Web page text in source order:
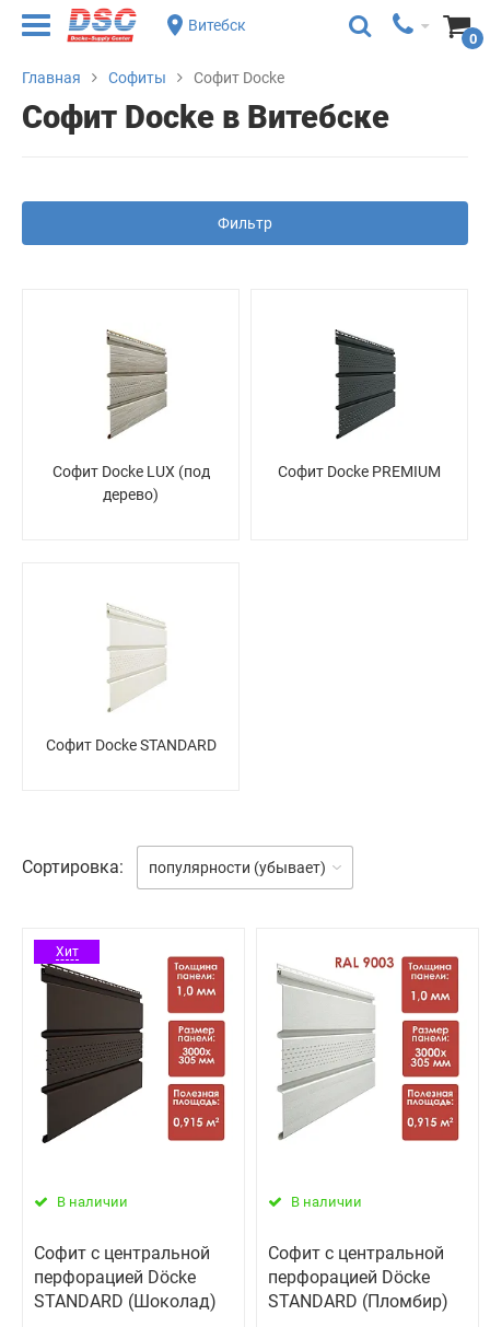
Витебск
0
Главная Софиты Софит Docke
Софит Docke в Витебске
Фильтр
Софит Docke LUX (под
дерево)
Софит Docke PREMIUM
Софит Docke STANDARD
Сортировка: популярности (убывает)
Хит
В наличии
Софит с центральной
перфорацией Döcke
STANDARD (Шоколад)
В наличии
Софит с центральной
перфорацией Döcke
STANDARD (Пломбир)